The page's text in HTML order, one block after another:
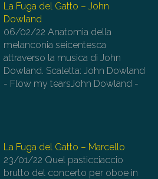
La Fuga del Gatto – John
Dowland
06/02/22 Anatomia della
melanconia seicentesca
attraverso la musica di John
Dowland. Scaletta: John Dowland
- Flow my tearsJohn Dowland -
La Fuga del Gatto – Marcello
23/01/22 Quel pasticciaccio
brutto del concerto per oboe in